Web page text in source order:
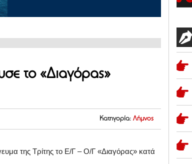
το «Διαγόρας»
Κατηγορία: Λήμνος
της Τρίτης το Ε/Γ – Ο/Γ «Διαγόρας» κατά